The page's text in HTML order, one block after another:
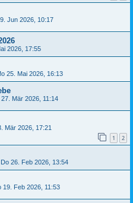
Jun 2026, 10:17
2026, 17:55
25. Mai 2026, 16:13
27. Mär 2026, 11:14
Mär 2026, 17:21
1 2
Do 26. Feb 2026, 13:54
19. Feb 2026, 11:53